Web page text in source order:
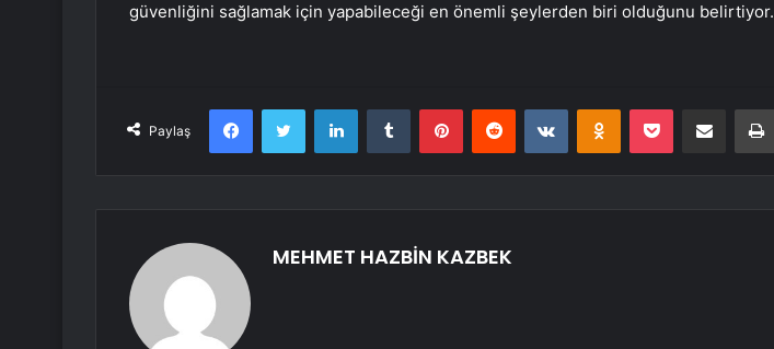
güvenliğini sağlamak için yapabileceği en önemli şeylerden biri olduğunu belirtiyor.
Paylaş
FacebookTwitter LinkedInTumblr PinterestReddit VKontakteOdnoklassniki
Pocket E-Posta ile paylaş
MEHMET HAZBİN KAZBEK